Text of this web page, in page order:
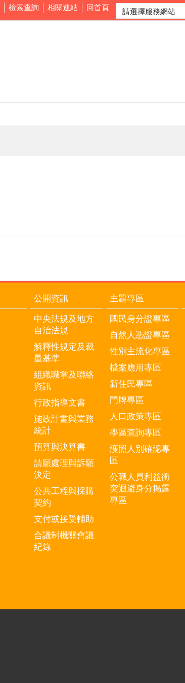
檢索查詢 相關連結 回首頁
公開資訊
中央法規及地方
自治法規
解釋性規定及裁
量基準
組織職掌及聯絡
資訊
行政指導文書
施政計畫與業務
統計
預算與決算書
請願處理與訴願
決定
公共工程與採購
契約
支付或接受輔助
合議制機關會議
紀錄
主題專區
國民身分證專區
自然人憑證專區
性別主流化專區
檔案應用專區
新住民專區
門牌專區
人口政策專區
學區查詢專區
護照人別確認專
區
公職人員利益衝
突迴避身分揭露
專區